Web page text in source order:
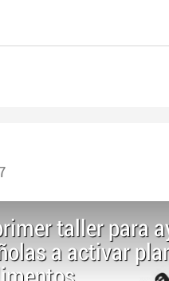
taller para
a activar